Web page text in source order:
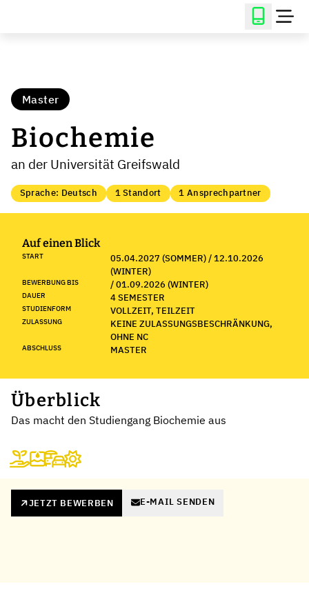
Master
Biochemie
an der Universität Greifswald
Sprache: Deutsch 1 Standort 1 Ansprechpartner
Auf einen Blick
START
05.04.2027 (SOMMER) / 12.10.2026
(WINTER)
BEWERBUNG BIS / 01.09.2026 (WINTER)
DAUER 4 SEMESTER
STUDIENFORM VOLLZEIT, TEILZEIT
ZULASSUNG
KEINE ZULASSUNGSBESCHRÄNKUNG,
OHNE NC
ABSCHLUSS MASTER
Überblick
Das macht den Studiengang Biochemie aus
JETZT BEWERBEN E-MAIL SENDEN